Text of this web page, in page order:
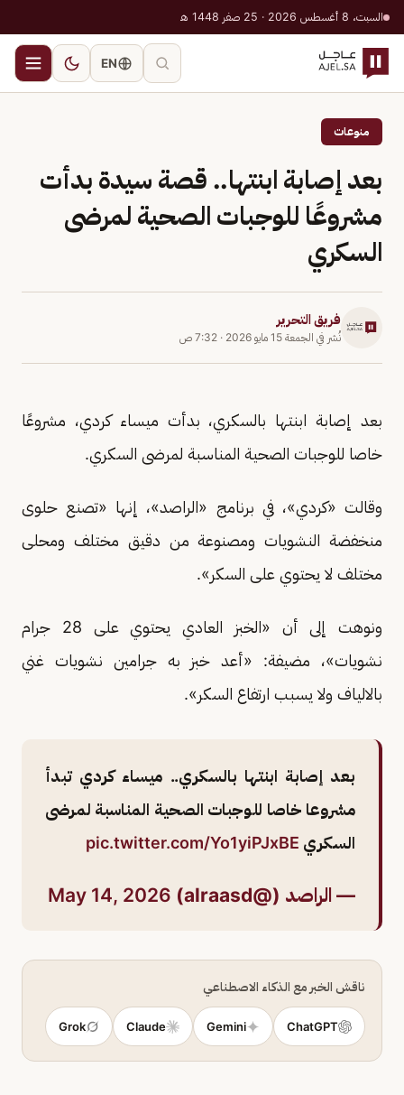
السبت، 8 أغسطس 2026 · 25 صفر 1448 هـ
EN
منوعات
بعد إصابة ابنتها.. قصة سيدة بدأت
مشروعًا للوجبات الصحية لمرضى
السكري
فريق التحرير
نُشر في الجمعة 15 مايو 2026 · 7:32 ص
بعد إصابة ابنتها بالسكري، بدأت ميساء كردي، مشروعًا
خاصا للوجبات الصحية المناسبة لمرضى السكري.
وقالت «كردي»، في برنامج «الراصد»، إنها «تصنع حلوى
منخفضة النشويات ومصنوعة من دقيق مختلف ومحلى
مختلف لا يحتوي على السكر».
ونوهت إلى أن «الخبز العادي يحتوي على 28 جرام
نشويات»، مضيفة: «أعد خبز به جرامين نشويات غني
بالالياف ولا يسبب ارتفاع السكر».
بعد إصابة ابنتها بالسكري.. ميساء كردي تبدأ
مشروعا خاصا للوجبات الصحية المناسبة لمرضى
السكري pic.twitter.com/Yo1yiPJxBE
— الراصد (@alraasd) May 14, 2026
ناقش الخبر مع الذكاء الاصطناعي
ChatGPT
Gemini
Claude
Grok